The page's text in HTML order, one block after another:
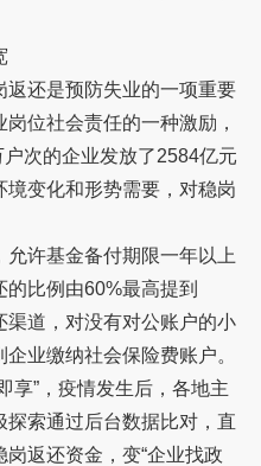
还是预防失业的一项重要
位社会责任的一种激励，
次的企业发放了2584亿元
变化和形势需要，对稳岗
许基金备付期限一年以上
比例由60%最高提到
道，对没有对公账户的小
业缴纳社会保险费账户。
享”，疫情发生后，各地主
索通过后台数据比对，直
返还资金，变“企业找政